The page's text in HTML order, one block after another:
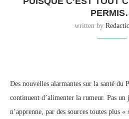
written by
Des nouvelles alarmantes sur la santé du
continuent d’alimenter la rumeur. Pas un
n’apprenne, par des sources toutes plus «